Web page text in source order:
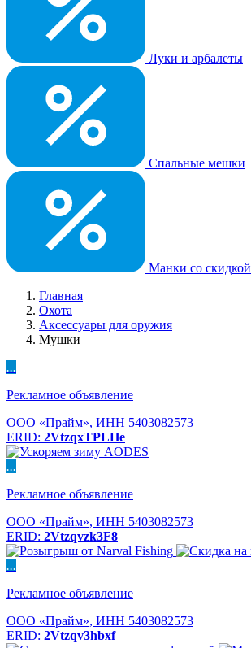
Луки и арбалеты
Спальные мешки
Манки со скидкой
Главная
Охота
Аксессуары для оружия
Мушки
...
Рекламное объявление
ООО «Прайм», ИНН 5403082573
ERID: 2VtzqxTPLHe
...
Рекламное объявление
ООО «Прайм», ИНН 5403082573
ERID: 2Vtzqvzk3F8
...
Рекламное объявление
ООО «Прайм», ИНН 5403082573
ERID: 2Vtzqv3hbxf